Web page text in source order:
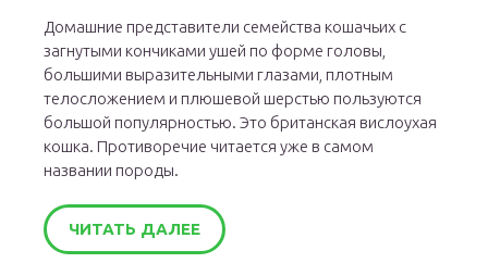
Домашние представители семейства кошачьих с
загнутыми кончиками ушей по форме головы,
большими выразительными глазами, плотным
телосложением и плюшевой шерстью пользуются
большой популярностью. Это британская вислоухая
кошка. Противоречие читается уже в самом
названии породы.
ЧИТАТЬ ДАЛЕЕ